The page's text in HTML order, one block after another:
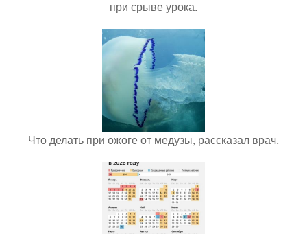
при срыве урока.
Что делать при ожоге от медузы, рассказал врач.